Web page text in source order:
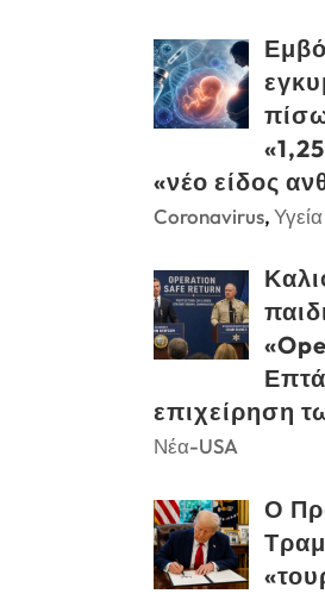
«νέο είδος
Coronavirus,Υγεία
επιχείρηση
Νέα-USA
Ο